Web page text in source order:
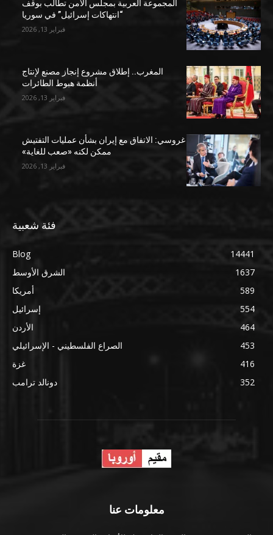
المجموعة العربية بمجلس الأمن تطالب بوقف
“انتهاكات إسرائيل” في سوريا
فبراير 13, 2026
المغرب.. إطلاق مشروع إنجاز مصنع لإنتاج
أنظمة هبوط الطائرات
فبراير 13, 2026
غروسي: الاتفاق مع إيران بشأن عمليات التفتيش
ممكن لكنه «صعب للغاية»
فبراير 13, 2026
فئة شعبية
Blog
14441
الشرق الأوسط
1637
أمريكا
589
إسرائيل
554
الأردن
464
الصراع الفلسطيني - الإسرائيلي
453
غزة
416
دونالد ترامب
352
معلومات عنا